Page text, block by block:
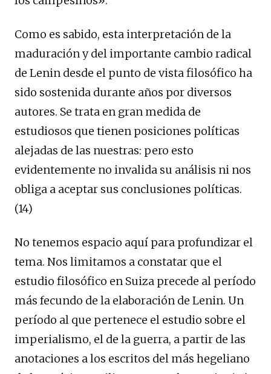
Como es sabido, esta interpretación de la
maduración y del importante cambio radical
de Lenin desde el punto de vista filosófico ha
sido sostenida durante años por diversos
autores. Se trata en gran medida de
estudiosos que tienen posiciones políticas
alejadas de las nuestras: pero esto
evidentemente no invalida su análisis ni nos
obliga a aceptar sus conclusiones políticas.
(14)
No tenemos espacio aquí para profundizar el
tema. Nos limitamos a constatar que el
estudio filosófico en Suiza precede al período
más fecundo de la elaboración de Lenin. Un
período al que pertenece el estudio sobre el
imperialismo, el de la guerra, a partir de las
anotaciones a los escritos del más hegeliano